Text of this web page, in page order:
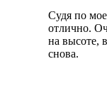
Судя по
отлично.
на высоте,
снова.